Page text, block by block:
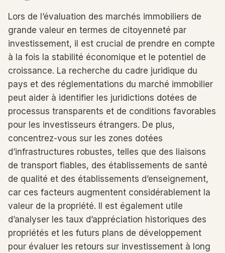
Lors de l’évaluation des marchés immobiliers de
grande valeur en termes de citoyenneté par
investissement, il est crucial de prendre en compte
à la fois la stabilité économique et le potentiel de
croissance. La recherche du cadre juridique du
pays et des réglementations du marché immobilier
peut aider à identifier les juridictions dotées de
processus transparents et de conditions favorables
pour les investisseurs étrangers. De plus,
concentrez-vous sur les zones dotées
d’infrastructures robustes, telles que des liaisons
de transport fiables, des établissements de santé
de qualité et des établissements d’enseignement,
car ces facteurs augmentent considérablement la
valeur de la propriété. Il est également utile
d’analyser les taux d’appréciation historiques des
propriétés et les futurs plans de développement
pour évaluer les retours sur investissement à long